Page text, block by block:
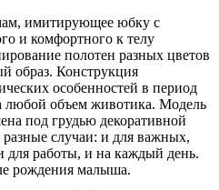
имитирующее юбку с
и комфортного к телу
полотен разных цветов
образ. Конструкция
особенностей в период
любой объем животика. Модель
под грудью декоративной
случаи: и для важных,
работы, и на каждый день.
рождения малыша.